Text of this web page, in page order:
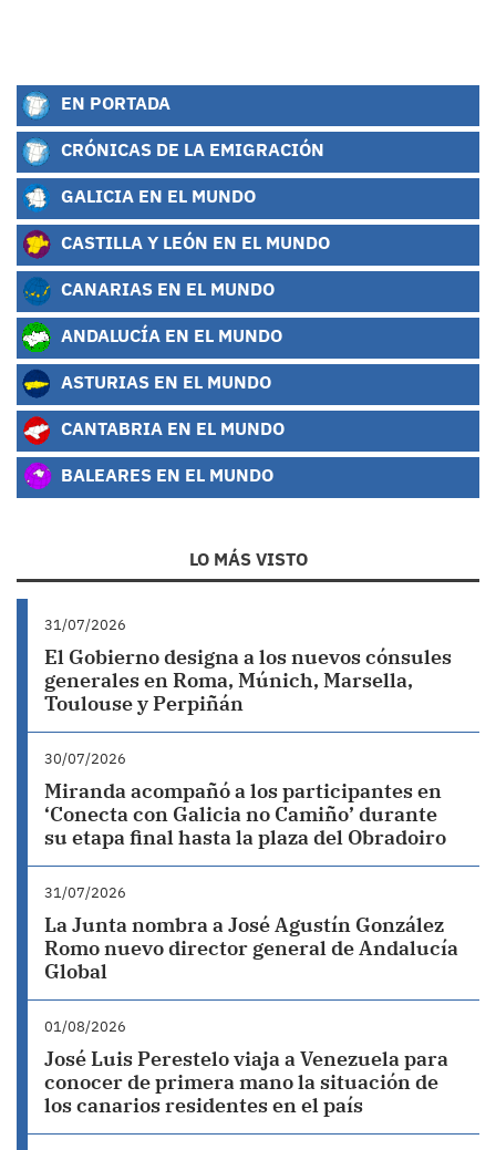
EN PORTADA
CRÓNICAS DE LA EMIGRACIÓN
GALICIA EN EL MUNDO
CASTILLA Y LEÓN EN EL MUNDO
CANARIAS EN EL MUNDO
ANDALUCÍA EN EL MUNDO
ASTURIAS EN EL MUNDO
CANTABRIA EN EL MUNDO
BALEARES EN EL MUNDO
LO MÁS VISTO
31/07/2026
El Gobierno designa a los nuevos cónsules
generales en Roma, Múnich, Marsella,
Toulouse y Perpiñán
30/07/2026
Miranda acompañó a los participantes en
‘Conecta con Galicia no Camiño’ durante
su etapa final hasta la plaza del Obradoiro
31/07/2026
La Junta nombra a José Agustín González
Romo nuevo director general de Andalucía
Global
01/08/2026
José Luis Perestelo viaja a Venezuela para
conocer de primera mano la situación de
los canarios residentes en el país